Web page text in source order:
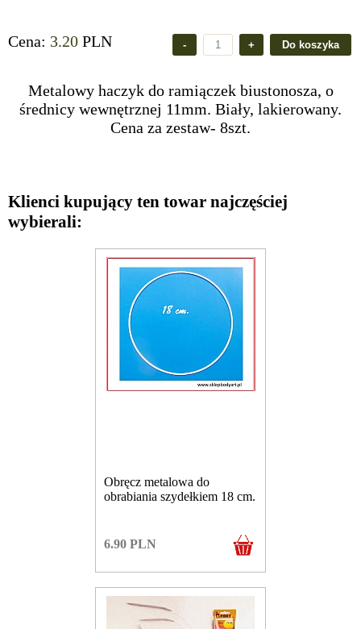
Cena: 3.20 PLN
Metalowy haczyk do ramiączek biustonosza, o
średnicy wewnętrznej 11mm. Biały, lakierowany.
Cena za zestaw- 8szt.
Klienci kupujący ten towar najczęściej
wybierali:
Obręcz metalowa do
obrabiania szydełkiem 18 cm.
6.90 PLN